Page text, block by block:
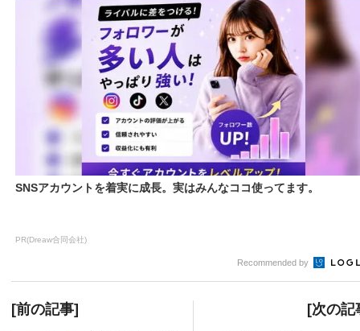
SNSアカウントを着実に成長。実はみんなココ使ってます。
PR(Dreaw合同会社)
Recommended by
[前の記事] [次の記